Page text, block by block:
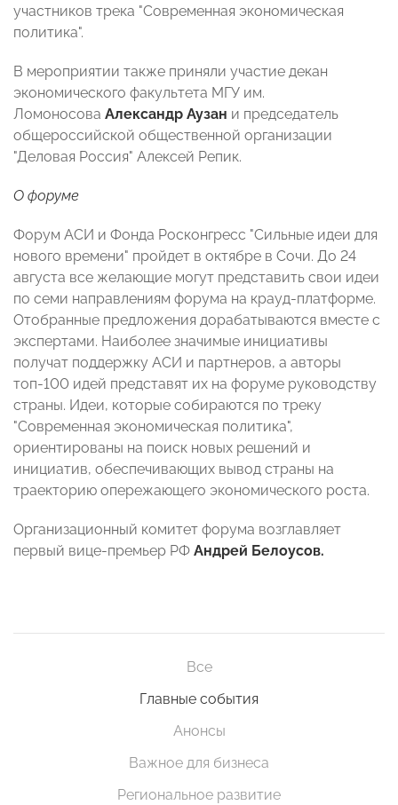
участников трека "Современная экономическая
политика".
В мероприятии также приняли участие декан
экономического факультета МГУ им.
Ломоносова Александр Аузан и председатель
общероссийской общественной организации
"Деловая Россия" Алексей Репик.
О форуме
Форум АСИ и Фонда Росконгресс "Сильные идеи для
нового времени" пройдет в октябре в Сочи. До 24
августа все желающие могут представить свои идеи
по семи направлениям форума на крауд-платформе.
Отобранные предложения дорабатываются вместе с
экспертами. Наиболее значимые инициативы
получат поддержку АСИ и партнеров, а авторы
топ-100 идей представят их на форуме руководству
страны. Идеи, которые собираются по треку
"Современная экономическая политика",
ориентированы на поиск новых решений и
инициатив, обеспечивающих вывод страны на
траекторию опережающего экономического роста.
Организационный комитет форума возглавляет
первый вице-премьер РФ Андрей Белоусов.
Все
Главные события
Анонсы
Важное для бизнеса
Региональное развитие